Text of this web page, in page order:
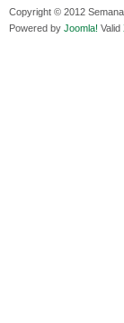
Medios de difusión,
Viernes, 11 Diciembre 2020
Copyright © 2012
Powered by Joomla! Valid